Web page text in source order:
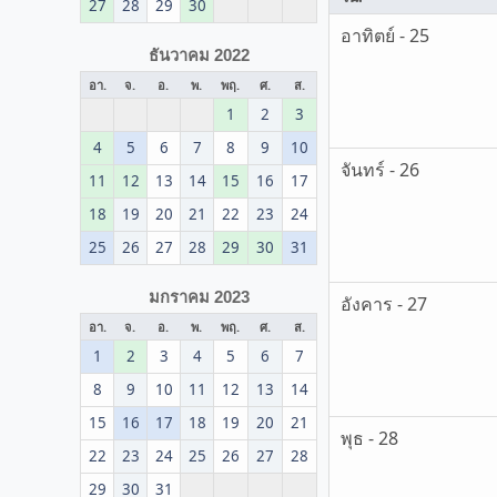
27 28 29 30
ธันวาคม 2022
อา. จ. อ. พ. พฤ. ศ. ส.
1 2
3
4
5 6 7 8 9
10
11
12 13 14 15 16
17
18
19 20 21 22 23
24
25
26 27 28 29 30 31
มกราคม 2023
อา. จ. อ. พ. พฤ. ศ. ส.
1 2 3 4 5 6
7
8
9 10 11 12 13
14
15
16 17 18 19 20
21
22
23 24 25 26 27
28
29
30 31
อาทิตย์ - 25
จันทร์ - 26
อังคาร - 27
พุธ - 28